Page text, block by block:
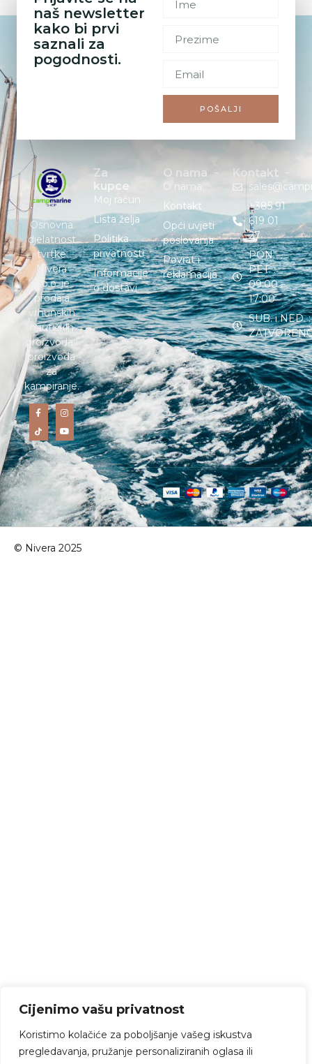
Cijenimo vašu privatnost
Koristimo kolačiće za poboljšanje vašeg iskustva
pregledavanja, pružanje personaliziranih oglasa ili
naš newsletter
kako bi prvi
saznali za
pogodnosti.
POŠALJI
Osnovna
djelatnost
tvrtke
Nivera
d.o.o. je
prodaja
vrhunskih
nautičkih
proizvoda i
proizvoda
za
kampiranje.
Za
kupce
Moj račun
Lista želja
Politika
privatnosti
Informacije
o dostavi
O nama
O nama
Kontakt
Opći uvjeti
poslovanja
Povrat i
reklamacija
Kontakt
+385 91
619 01
27
PON. –
PET. :
09:00 –
17:00
SUB. i NED. :
© Nivera 2025